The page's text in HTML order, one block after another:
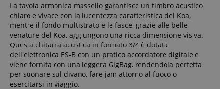
La tavola armonica massello garantisce un timbro acustico
chiaro e vivace con la lucentezza caratteristica del Koa,
mentre il fondo multistrato e le fasce, grazie alle belle
venature del Koa, aggiungono una ricca dimensione visiva.
Questa chitarra acustica in formato 3/4 è dotata
dell'elettronica ES-B con un pratico accordatore digitale e
viene fornita con una leggera GigBag, rendendola perfetta
per suonare sul divano, fare jam attorno al fuoco o
esercitarsi in viaggio.